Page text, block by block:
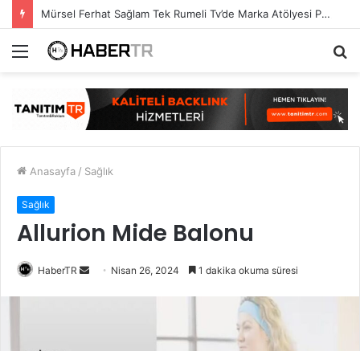
Mürsel Ferhat Sağlam Tek Rumeli Tv’de Marka Atölyesi Programına Konuk Oldu
Menü
Anasayfa / Sağlık
Sağlık
Allurion Mide Balonu
HaberTR
Bir
Nisan 26, 2024 1 dakika okuma süresi